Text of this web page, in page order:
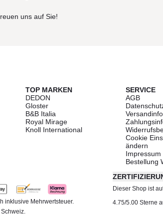
uns auf Sie!
TOP MARKEN
DEDON
Gloster
B&B Italia
Royal Mirage
Knoll International
SERVICE
AGB
Cookie
ändern
Impressum
Bestellung
inklusive Mehrwertsteuer.
Dieser Shop ist
4.75/5.00 Sterne